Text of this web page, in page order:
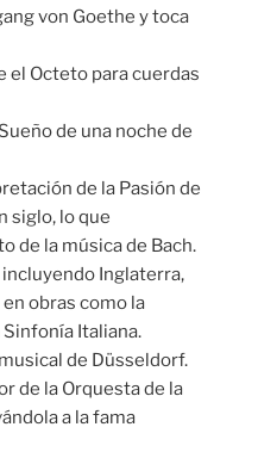
von Goethe y toca
el Octeto para cuerdas
de una noche de
de la Pasión de
siglo, lo que
de la música de Bach.
incluyendo Inglaterra,
obras como la
Italiana.
de Düsseldorf.
de la Orquesta de la
a la fama